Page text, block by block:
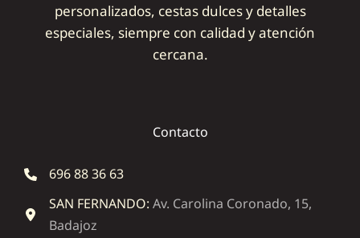
personalizados, cestas dulces y detalles
especiales, siempre con calidad y atención
cercana.
Contacto
696 88 36 63
SAN FERNANDO: Av. Carolina Coronado, 15,
Badajoz